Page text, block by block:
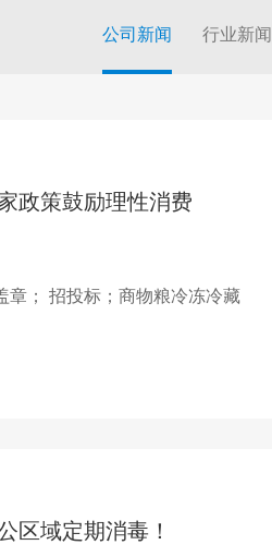
公司新闻 行业新闻
政策鼓励理性消费
； 招投标；商物粮冷冻冷藏
区域定期消毒！